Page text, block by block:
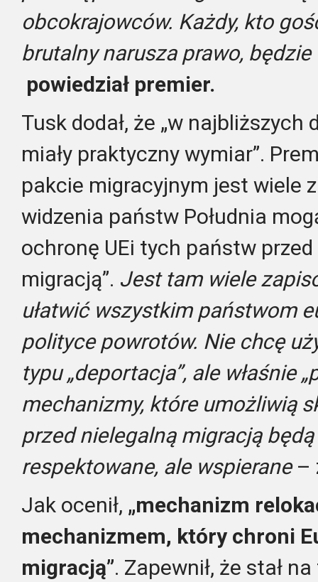
obcokrajowców. Każdy, kto
brutalny narusza prawo,
powiedział premier.
Tusk dodał, że „w
miały praktyczny wymiar”.
pakcie migracyjnym jest wiele
widzenia państw Południa
ochronę UEi tych państw
migracją”. Jest tam wiele
ułatwić wszystkim państwom
polityce powrotów. Nie chcę
typu „deportacja”, ale właśnie
mechanizmy, które umożliwią
przed nielegalną migracją
respektowane, ale wspierane–
Jak ocenił, „mechanizm
mechanizmem, który chroni
migracją”. Zapewnił, że stał